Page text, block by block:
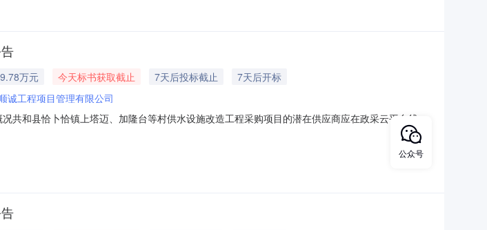
万元 今天标书获取截止 7天后投标截止
7天后开标
诚工程项目管理有限公司
和县恰卜恰镇上塔迈、加隆台等村供水设施改造工程采购项目的潜在供应商应在政采云平台线上
、项目基本情况项目编号：青海顺诚竞磋（工程）2026-041项目名称：共和县恰卜恰镇上塔迈、
最高限价（元）：2797810.02采购需求：标项名称：共和县恰卜恰镇上塔迈、加隆台等村供水设
公众号